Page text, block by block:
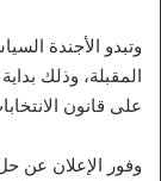
وتبدو الأجندة
المقبلة، وذلك
على قانون
وفور الإعلان عن